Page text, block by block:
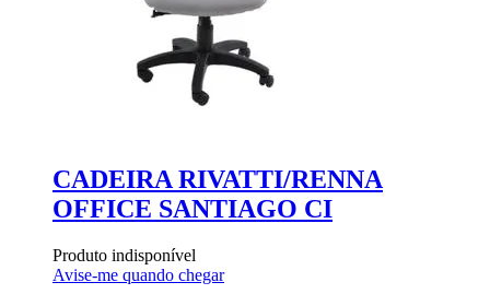
CADEIRA RIVATTI/RENNA
OFFICE SANTIAGO CI
Produto indisponível
Avise-me quando chegar